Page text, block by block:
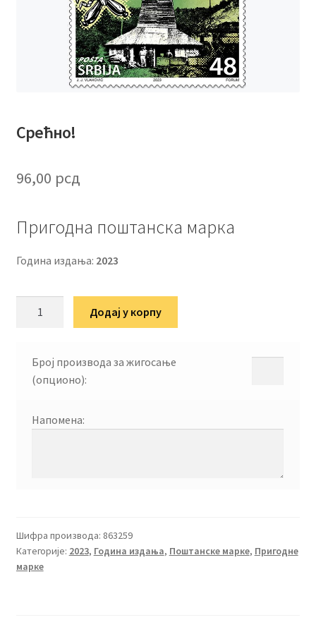
Срећно!
96,00 рсд
Пригодна поштанска марка
Година издања: 2023
Додај у корпу
Број производа за жигосање
(опционо):
Напомена:
Шифра производа: 863259
Категорије: 2023, Година издања, Поштанске марке, Пригодне
марке